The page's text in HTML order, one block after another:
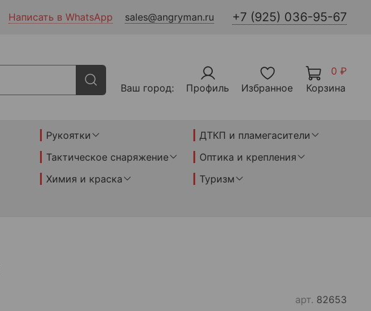
Написать в WhatsApp sales@angryman.ru +7 (925) 036-95-67
Ваш город: Профиль Избранное
0 ₽
Корзина
Рукоятки
ДТКП и пламегасители
Тактическое снаряжение
Оптика и крепления
Химия и краска
Туризм
арт. 82653